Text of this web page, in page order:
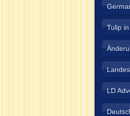
Tulip
LD